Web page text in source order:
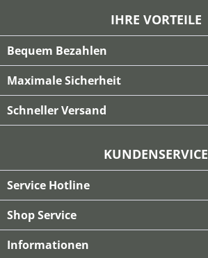
IHRE VORTEILE
Bequem Bezahlen
Maximale Sicherheit
Schneller Versand
KUNDENSERVICE
Service Hotline
Shop Service
Informationen